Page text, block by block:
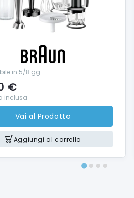
in 5/8 gg
€
inclusa
Vai al Prodotto
Aggiungi al carrello